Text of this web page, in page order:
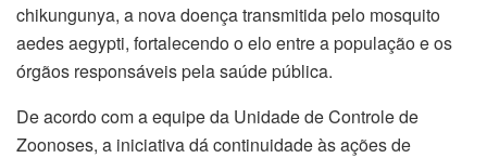
chikungunya, a nova doença transmitida pelo mosquito
aedes aegypti, fortalecendo o elo entre a população e os
órgãos responsáveis pela saúde pública.
De acordo com a equipe da Unidade de Controle de
Zoonoses, a iniciativa dá continuidade às ações de